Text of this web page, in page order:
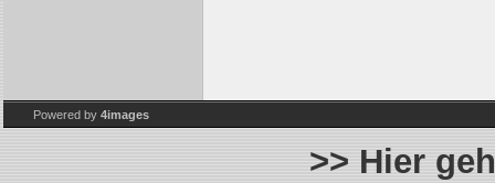
Powered by 4images
>> Hier